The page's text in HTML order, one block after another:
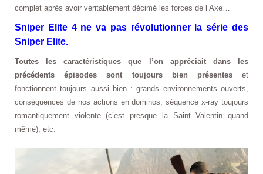
complet après avoir véritablement décimé les forces de l’Axe…
Sniper Elite 4 ne va pas révolutionner la série des
Sniper Elite.
Toutes les caractéristiques que l’on appréciait dans les
précédents épisodes sont toujours bien présenteset
fonctionnent toujours aussi bien : grands environnements ouverts,
conséquences de nos actions en dominos, séquence x-ray toujours
romantiquement violente (c’est presque la Saint Valentin quand
même), etc.